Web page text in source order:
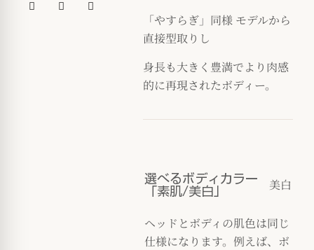
「やすらぎ」同様 モデルから
直接型取りし
身長も大きく豊満でより肉感
的に再現されたボディー。
選べるボディカラー
「素肌/美白」
美白
ヘッドとボディの肌色は同じ
仕様になります。例えば、ボ